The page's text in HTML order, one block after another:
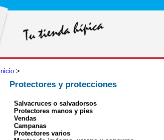
Inicio >
Protectores y protecciones
Salvacruces o salvadorsos
Protectores manos y pies
Vendas
Campanas
Protectores varios